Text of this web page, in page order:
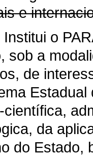
e
Institui o
sob a
de
científica,
da
do Estado,